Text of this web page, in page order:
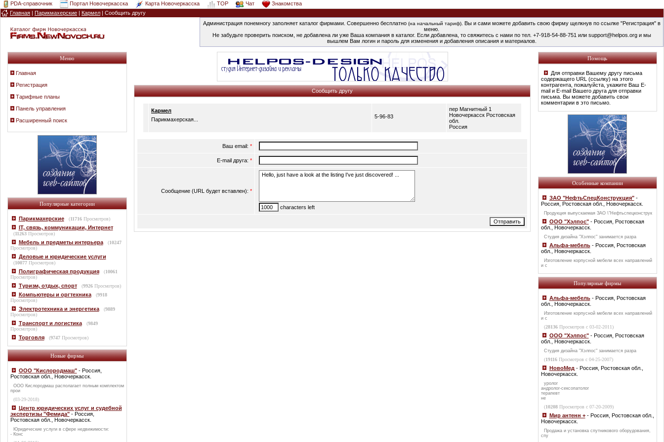
PDA-справочник Портал Новочеркасска Карта Новочеркасска TOP Чат
Знакомства
Главная | Парикмахерские | Кармел | Сообщить другу
Администрация понемногу заполняет каталог фирмами. Совершенно бесплатно (на начальный тариф). Вы и сами можете добавить свою фирму щелкнув по ссылке "Регистрация" в
меню.
Не забудьте проверить поиском, не добавлена ли уже Ваша компания в каталог. Если добавлена, то свяжитесь с нами по тел. +7-918-54-88-751 или support@helpos.org и мы
вышлем Вам логин и пароль для изменения и добавления описания и материалов.
Меню
Главная
Регистрация
Тарифные планы
Панель управления
Расширенный поиск
Популярные категории
Парикмахерские (11716Просмотров)
IT, связь, коммуникации, Интернет
(11263Просмотров)
Мебель и предметы интерьера (10247
Просмотров)
Деловые и юридические услуги
(10077Просмотров)
Полиграфическая продукция (10061
Просмотров)
Туризм, отдых, спорт (9926Просмотров)
Компьютеры и оргтехника (9918
Просмотров)
Электротехника и энергетика (9889
Просмотров)
Транспорт и логистика (9849
Просмотров)
Торговля (9747Просмотров)
Новые фирмы
ООО "Кислородмаш"- Россия,
Ростовская обл., Новочеркасск.
ООО Кислородмаш располагает полным комплектом
прои
(03-29-2018)
Центр юридических услуг и судебной
экспертизы "Фемида"- Россия,
Ростовская обл., Новочеркасск.
Юридические услуги в сфере недвижимости:
- Конс
Сообщить другу
Кармел
Парикмахерская...
5-96-83
пер Магнитный 1
Новочеркасск Ростовская
обл.
Россия
Ваш email: *
E-mail друга: *
Сообщение (URL будет вставлен): *
characters left
Помощь
Для отправки Вашему другу письма
содержащего URL (ссылку) на этого
контрагента, пожалуйста, укажите Ваш E-
mail и E-mail Вашего друга для отправки
письма. Вы можете добавить свои
комментарии в это письмо.
Особенные компании
ЗАО "НефтьСпецКонструкция"-
Россия, Ростовская обл., Новочеркасск.
Продукция выпускаемая ЗАО \"Нефтьспецконструк
ООО "Хэлпос"- Россия, Ростовская
обл., Новочеркасск.
Студия дизайна "Хэлпос" занимается разра
Альфа-мебель- Россия, Ростовская
обл., Новочеркасск.
Изготовление корпусной мебели всех направлений
и с
Популярные фирмы
Альфа-мебель- Россия, Ростовская
обл., Новочеркасск.
Изготовление корпусной мебели всех направлений
и с
(28136Просмотров с 03-02-2011)
ООО "Хэлпос"- Россия, Ростовская
обл., Новочеркасск.
Студия дизайна "Хэлпос" занимается разра
(19116Просмотров с 04-25-2007)
НовоМед - Россия, Ростовская обл.,
Новочеркасск.
уролог
андролог-сексопатолог
терапевт
не
(10208Просмотров с 07-20-2009)
Мир антенн +- Россия, Ростовская обл.,
Новочеркасск.
Продажа и установка спутникового оборудования,
спу